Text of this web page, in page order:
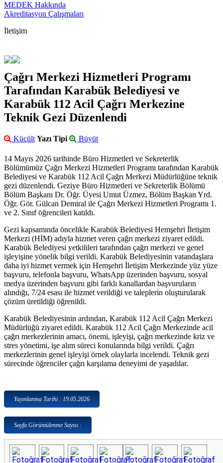
MEDEK Hakkında
Akreditasyon Çalışmaları
İletişim
Çağrı Merkezi Hizmetleri Programı
Tarafından Karabük Belediyesi ve
Karabük 112 Acil Çağrı Merkezine
Teknik Gezi Düzenlendi
Küçült Yazı Tipi Büyüt
14 Mayıs 2026 tarihinde Büro Hizmetleri ve Sekreterlik
Bölümümüz Çağrı Merkezi Hizmetleri Programı tarafından Karabük
Belediyesi ve Karabük 112 Acil Çağrı Merkezi Müdürlüğüne teknik
gezi düzenlendi. Geziye Büro Hizmetleri ve Sekreterlik Bölümü
Bölüm Başkanı Dr. Öğr. Üyesi Umut Üzmez, Bölüm Başkan Yrd.
Öğr. Gör. Gülcan Demiral ile Çağrı Merkezi Hizmetleri Programı 1.
ve 2. Sınıf öğrencileri katıldı.
Gezi kapsamında öncelikle Karabük Belediyesi Hemşehri İletişim
Merkezi (HİM) adıyla hizmet veren çağrı merkezi ziyaret edildi.
Karabük Belediyesi yetkilileri tarafından çağrı merkezi ve genel
işleyişine yönelik bilgi verildi. Karabük Belediyesinin vatandaşlara
daha iyi hizmet vermek için Hemşehri İletişim Merkezinde yüz yüze
başvuru, telefonla başvuru, WhatsApp üzerinden başvuru, sosyal
medya üzerinden başvuru gibi farklı kanallardan başvuruların
alındığı, 7/24 esası ile hizmet verildiği ve taleplerin oluşturularak
çözüm üretildiği öğrenildi.
Karabük Belediyesinin ardından, Karabük 112 Acil Çağrı Merkezi
Müdürlüğü ziyaret edildi. Karabük 112 Acil Çağrı Merkezinde acil
çağrı merkezlerinin amacı, önemi, işleyişi, çağrı merkezinde kriz ve
stres yönetimi, işe alım süreci konularında bilgi verildi. Çağrı
merkezlerinin genel işleyişi örnek olaylarla incelendi. Teknik gezi
sürecinde öğrenciler çağrı karşılama deneyimi de yaşadılar.
Yayınlanma Tarihi : 19.05.2026
Sayfa Görüntülenme Sayısı :